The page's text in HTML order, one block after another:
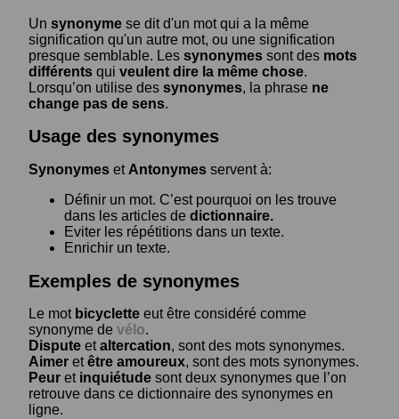
Un synonyme se dit d'un mot qui a la même
signification qu'un autre mot, ou une signification
presque semblable. Les synonymes sont des mots
différents qui veulent dire la même chose.
Lorsqu’on utilise des synonymes, la phrase ne
change pas de sens.
Usage des synonymes
Synonymes et Antonymes servent à:
Définir un mot. C’est pourquoi on les trouve
dans les articles de dictionnaire.
Eviter les répétitions dans un texte.
Enrichir un texte.
Exemples de synonymes
Le mot bicyclette eut être considéré comme
synonyme de vélo.
Dispute etaltercation, sont des mots synonymes.
Aimer etêtre amoureux, sont des mots synonymes.
Peur et inquiétude sont deux synonymes que l’on
retrouve dans ce dictionnaire des synonymes en
ligne.